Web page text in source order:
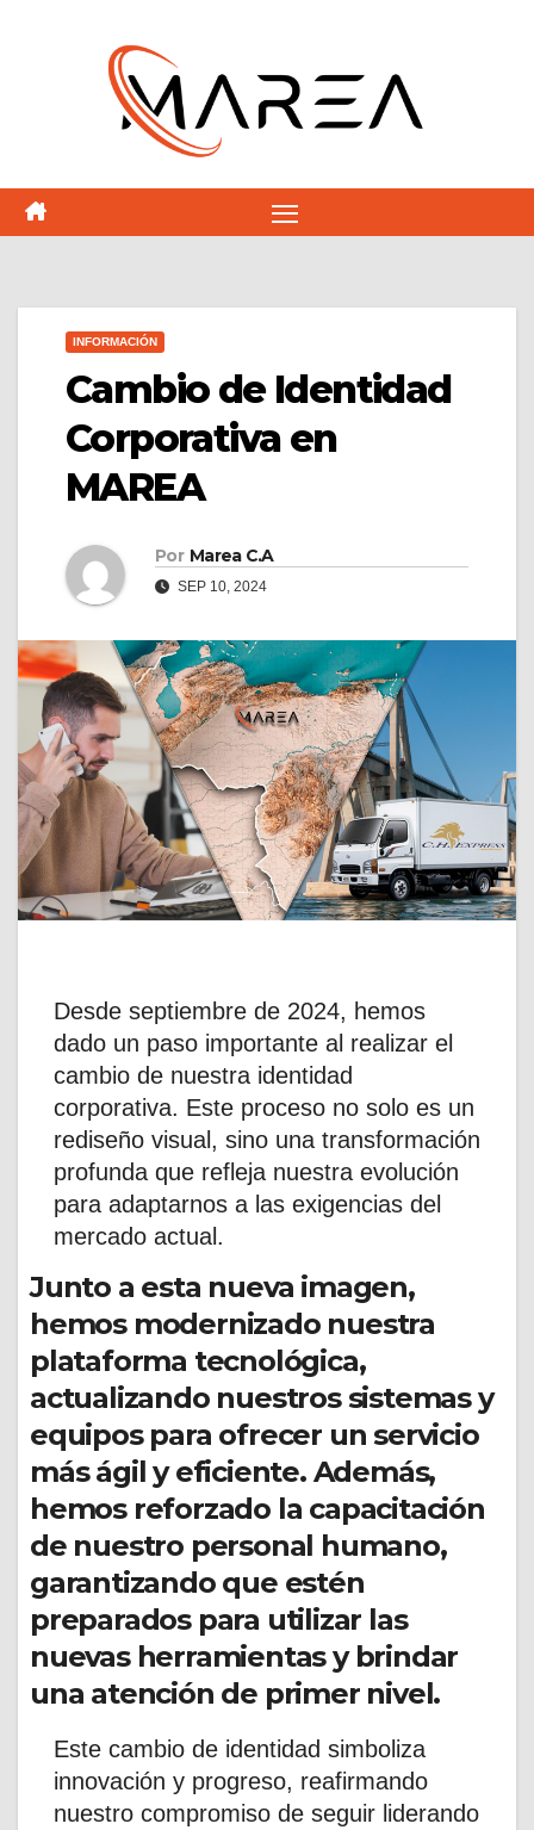
INFORMACIÓN
Cambio de Identidad
Corporativa en
MAREA
Por Marea C.A
SEP 10, 2024
Desde septiembre de 2024, hemos
dado un paso importante al realizar el
cambio de nuestra identidad
corporativa. Este proceso no solo es un
rediseño visual, sino una transformación
profunda que refleja nuestra evolución
para adaptarnos a las exigencias del
mercado actual.
Junto a esta nueva imagen,
hemos modernizado nuestra
plataforma tecnológica,
actualizando nuestros sistemas y
equipos para ofrecer un servicio
más ágil y eficiente. Además,
hemos reforzado la capacitación
de nuestro personal humano,
garantizando que estén
preparados para utilizar las
nuevas herramientas y brindar
una atención de primer nivel.
Este cambio de identidad simboliza
innovación y progreso, reafirmando
nuestro compromiso de seguir liderando